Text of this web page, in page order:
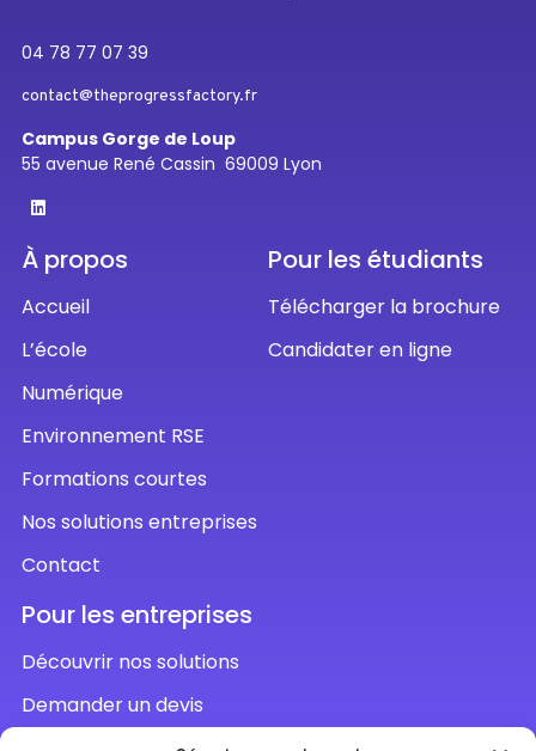
04 78 77 07 39
contact@theprogressfactory.fr
Campus Gorge de Loup
55 avenue René Cassin 69009 Lyon
À propos
Accueil
L’école
Numérique
Environnement RSE
Formations courtes
Nos solutions entreprises
Contact
Pour les étudiants
Télécharger la brochure
Candidater en ligne
Pour les entreprises
Découvrir nos solutions
Demander un devis